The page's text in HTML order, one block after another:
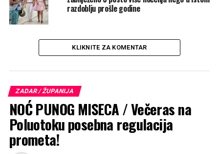
UP NEXT
IZ NADBISKUPIJE: Prijave za Antunovski hod, od
ZDRAVSTVENA SKRB ZA DJECU I MLADE / Nove ambulante
psihologa i logopeda u zadarskoj Poliklinici
razdoblju prošle godine
KLIKNITE ZA KOMENTAR
ZADAR / ŽUPANIJA
NOĆ PUNOG MISECA / Večeras na
Poluotoku posebna regulacija
prometa!